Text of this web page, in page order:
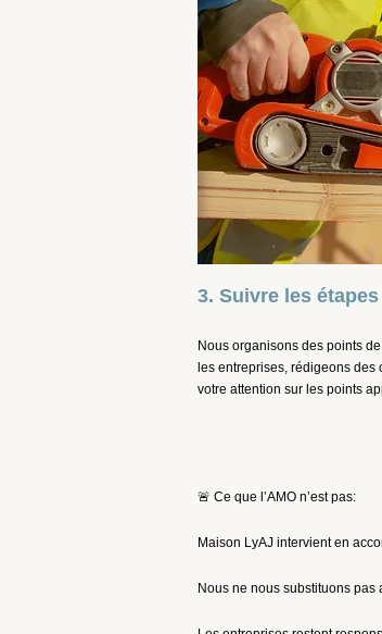
3. Suivre les
Nous organisons des points
les entreprises, rédigeons
votre attention sur les points
🚨 Ce que l’AMO n’est pas:
Maison LyAJ intervient en
Nous ne nous substituons pas